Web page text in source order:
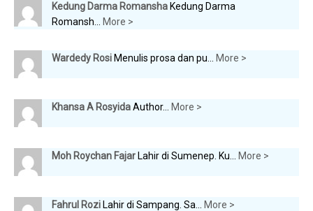
Kedung Darma Romansha Kedung Darma
Romansh...
More >
Wardedy Rosi Menulis prosa dan pu... More >
Khansa A RosyidaAuthor... More >
Moh Roychan Fajar Lahir di Sumenep. Ku... More >
Fahrul Rozi Lahir di Sampang. Sa... More >